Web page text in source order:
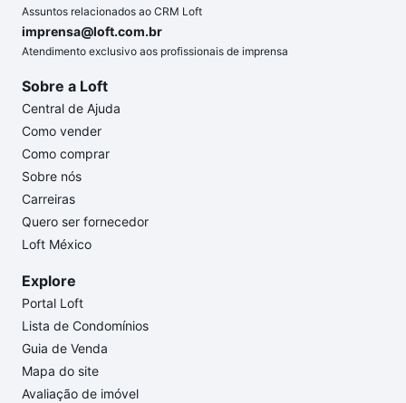
Assuntos relacionados ao CRM Loft
imprensa@loft.com.br
Atendimento exclusivo aos profissionais de imprensa
Sobre a Loft
Central de Ajuda
Como vender
Como comprar
Sobre nós
Carreiras
Quero ser fornecedor
Loft México
Explore
Portal Loft
Lista de Condomínios
Guia de Venda
Mapa do site
Avaliação de imóvel